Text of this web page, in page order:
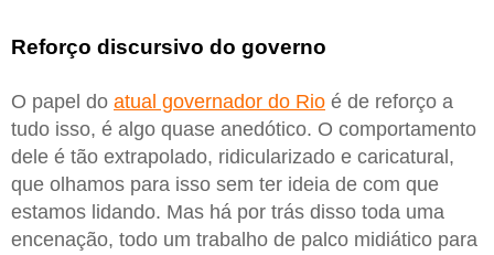
Reforço discursivo do governo
O papel do atual governador do Rio é de reforço a
tudo isso, é algo quase anedótico. O comportamento
dele é tão extrapolado, ridicularizado e caricatural,
que olhamos para isso sem ter ideia de com que
estamos lidando. Mas há por trás disso toda uma
encenação, todo um trabalho de palco midiático para